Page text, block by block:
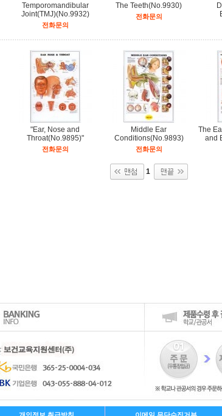
Temporomandibular
Joint(TMJ)(No.9932)
전화문의
The Teeth(No.9930)
전화문의
"Ear, Nose and
Throat(No.9895)"
전화문의
Middle Ear
Conditions(No.9893)
전화문의
The
and
1